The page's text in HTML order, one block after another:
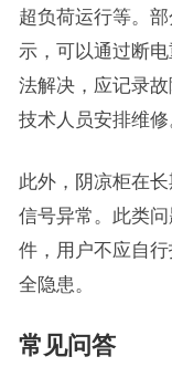
超负荷运行等。
示，可以通过断
法解决，应记录
技术人员安排维修
此外，阴凉柜在
信号异常。此类
件，用户不应自
全隐患。
常见问答